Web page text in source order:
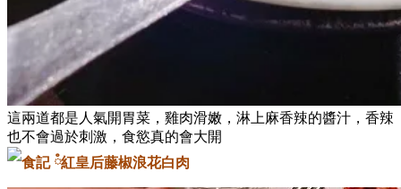
這兩道都是人氣開胃菜，雞肉滑嫩，淋上麻香辣的醬汁，香辣
也不會過於刺激，食慾真的會大開
藤椒浪花白肉